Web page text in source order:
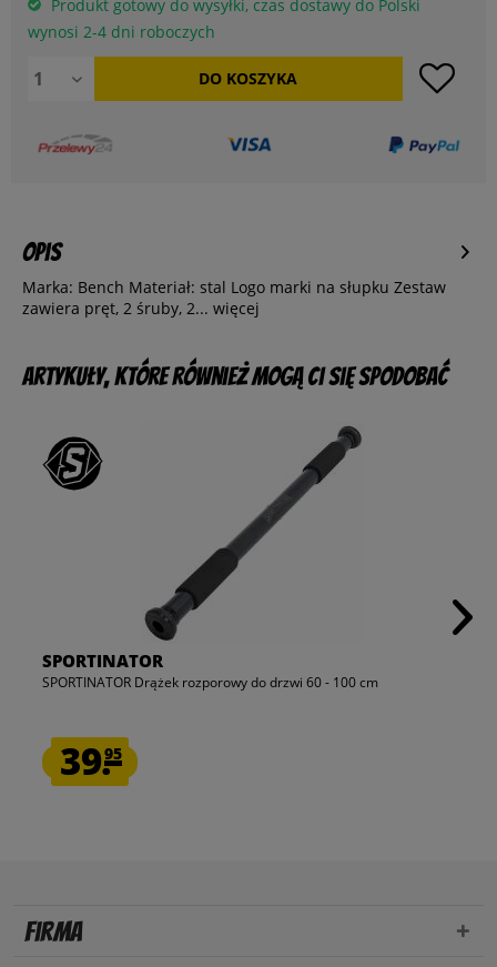
Produkt gotowy do wysyłki, czas dostawy do Polski
wynosi 2-4 dni roboczych
DO KOSZYKA
Opis
Marka: Bench Materiał: stal Logo marki na słupku Zestaw
zawiera pręt, 2 śruby, 2... więcej
Artykuły, które również mogą Ci się spodobać
SPORTINATOR
SPORTINATOR Drążek rozporowy do drzwi 60 - 100 cm
39.95
Firma